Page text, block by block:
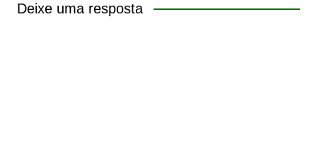
Deixe uma resposta